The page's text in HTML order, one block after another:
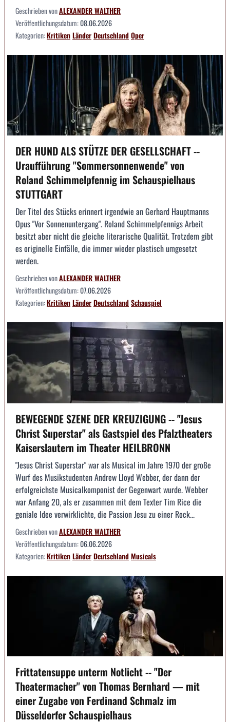
Geschrieben vonALEXANDER WALTHER
Veröffentlichungsdatum:08.06.2026
Kategorien:KritikenLänderDeutschlandOper
DER HUND ALS STÜTZE DER GESELLSCHAFT --
Uraufführung "Sommersonnenwende" von
Roland Schimmelpfennig im Schauspielhaus
STUTTGART
Der Titel des Stücks erinnert irgendwie an Gerhard Hauptmanns
Opus "Vor Sonnenuntergang". Roland Schimmelpfennigs Arbeit
besitzt aber nicht die gleiche literarische Qualität. Trotzdem gibt
es originelle Einfälle, die immer wieder plastisch umgesetzt
werden.
Geschrieben vonALEXANDER WALTHER
Veröffentlichungsdatum:07.06.2026
Kategorien:KritikenLänderDeutschlandSchauspiel
BEWEGENDE SZENE DER KREUZIGUNG -- "Jesus
Christ Superstar" als Gastspiel des Pfalztheaters
Kaiserslautern im Theater HEILBRONN
"Jesus Christ Superstar" war als Musical im Jahre 1970 der große
Wurf des Musikstudenten Andrew Lloyd Webber, der dann der
erfolgreichste Musicalkomponist der Gegenwart wurde. Webber
war Anfang 20, als er zusammen mit dem Texter Tim Rice die
geniale Idee verwirklichte, die Passion Jesu zu einer Rock...
Geschrieben vonALEXANDER WALTHER
Veröffentlichungsdatum:06.06.2026
Kategorien:KritikenLänderDeutschlandMusicals
Frittatensuppe unterm Notlicht -- "Der
Theatermacher" von Thomas Bernhard — mit
einer Zugabe von Ferdinand Schmalz im
Düsseldorfer Schauspielhaus